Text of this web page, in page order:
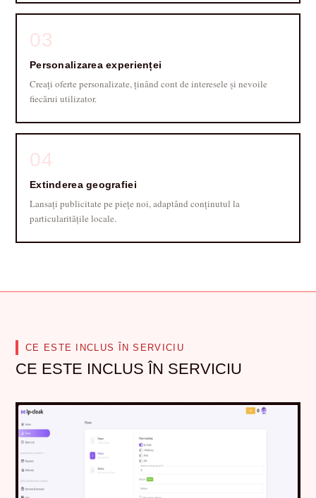
03
Personalizarea experienței
Creați oferte personalizate, ținând cont de interesele și nevoile
fiecărui utilizator.
04
Extinderea geografiei
Lansați publicitate pe piețe noi, adaptând conținutul la
particularitățile locale.
CE ESTE INCLUS ÎN SERVICIU
CE ESTE INCLUS ÎN SERVICIU